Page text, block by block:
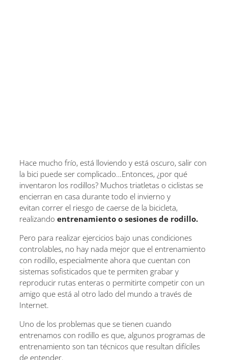
Hace mucho frío, está lloviendo y está oscuro, salir con
la bici puede ser complicado…Entonces, ¿por qué
inventaron los rodillos? Muchos triatletas o ciclistas se
encierran en casa durante todo el invierno y
evitan correr el riesgo de caerse de la bicicleta,
realizando entrenamiento o sesiones de rodillo.
Pero para realizar ejercicios bajo unas condiciones
controlables, no hay nada mejor que el entrenamiento
con rodillo, especialmente ahora que cuentan con
sistemas sofisticados que te permiten grabar y
reproducir rutas enteras o permitirte competir con un
amigo que está al otro lado del mundo a través de
Internet.
Uno de los problemas que se tienen cuando
entrenamos con rodillo es que, algunos programas de
entrenamiento son tan técnicos que resultan difíciles
de entender.